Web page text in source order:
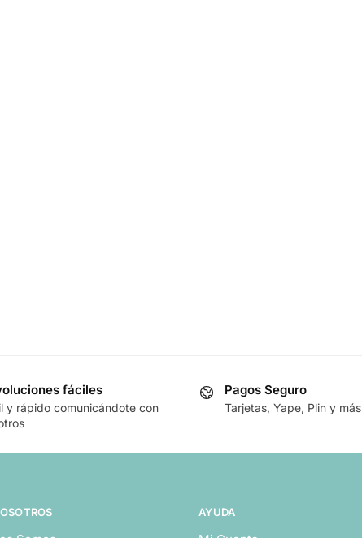
fáciles
y rápido comunicándote con
Pagos Seguro
Tarjetas, Yape, Plin y más
AYUDA